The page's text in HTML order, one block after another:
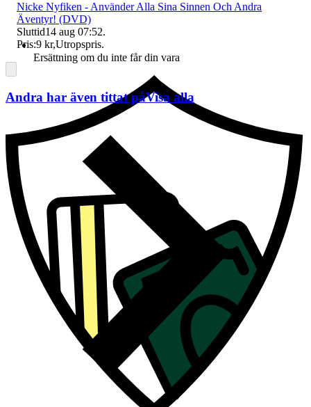
Ersättning om du inte får din vara
Nicke Nyfiken - Använder Alla Sina Sinnen Och Andra
Äventyr! (DVD)
Sluttid14 aug 07:52.
Pris:9 kr,Utropspris.
Andra har även tittat påVisa alla